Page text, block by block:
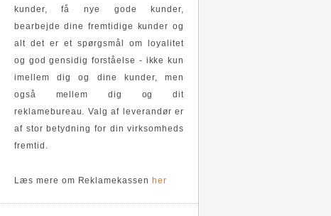
kunder, få nye gode kunder,
bearbejde dine fremtidige kunder og
alt det er et spørgsmål om loyalitet
og god gensidig forståelse - ikke kun
imellem dig og dine kunder, men
også mellem dig og dit
reklamebureau. Valg af leverandør er
af stor betydning for din virksomheds
fremtid.
Læs mere om Reklamekassen her